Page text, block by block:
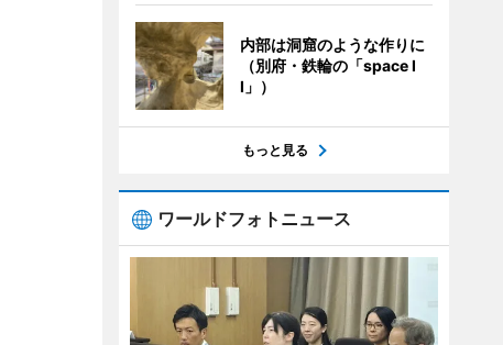
内部は洞窟のような作りに
（別府・鉄輪の「space I
I」）
もっと見る
ワールドフォトニュース